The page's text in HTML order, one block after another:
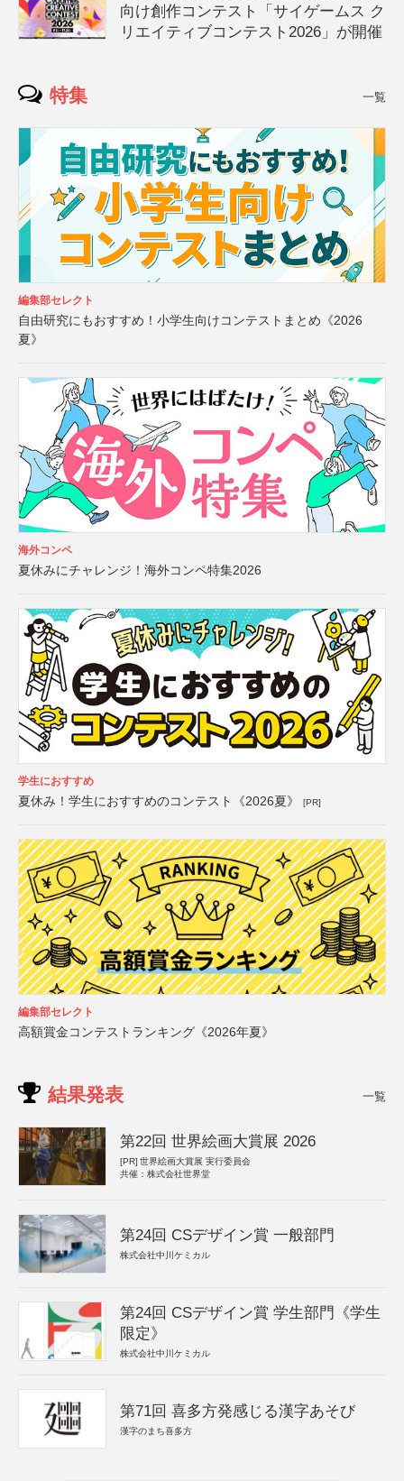
向け創作コンテスト「サイゲームス ク
リエイティブコンテスト2026」が開催
特集 一覧
編集部セレクト
自由研究にもおすすめ！小学生向けコンテストまとめ《2026
夏》
海外コンペ
夏休みにチャレンジ！海外コンペ特集2026
学生におすすめ
夏休み！学生におすすめのコンテスト《2026夏》 [PR]
編集部セレクト
高額賞金コンテストランキング《2026年夏》
結果発表 一覧
第22回 世界絵画大賞展 2026
[PR] 世界絵画大賞展 実行委員会
共催：株式会社世界堂
第24回 CSデザイン賞 一般部門
株式会社中川ケミカル
第24回 CSデザイン賞 学生部門《学生
限定》
株式会社中川ケミカル
第71回 喜多方発感じる漢字あそび
漢字のまち喜多方